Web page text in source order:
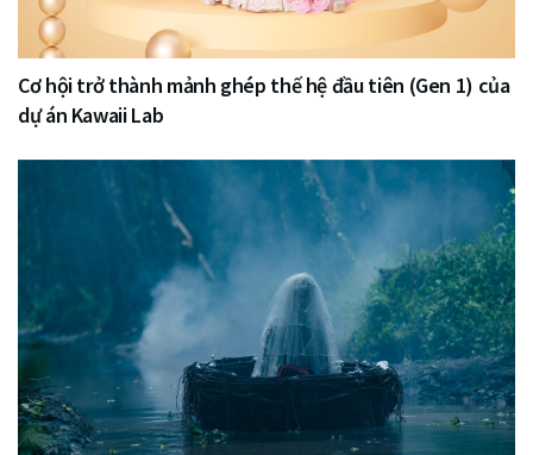
Cơ hội trở thành mảnh ghép thế hệ đầu tiên (Gen 1) của
dự án Kawaii Lab